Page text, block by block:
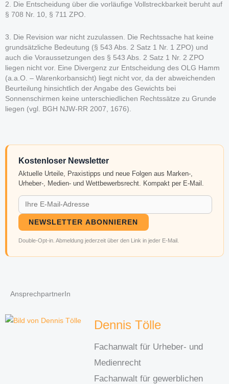
2. Die Entscheidung über die vorläufige Vollstreckbarkeit beruht auf
§ 708 Nr. 10, § 711 ZPO.
3. Die Revision war nicht zuzulassen. Die Rechtssache hat keine
grundsätzliche Bedeutung (§ 543 Abs. 2 Satz 1 Nr. 1 ZPO) und
auch die Voraussetzungen des § 543 Abs. 2 Satz 1 Nr. 2 ZPO
liegen nicht vor. Eine Divergenz zur Entscheidung des OLG Hamm
(a.a.O. – Warenkorbansicht) liegt nicht vor, da der abweichenden
Beurteilung hinsichtlich der Angabe des Gewichts bei
Sonnenschirmen keine unterschiedlichen Rechtssätze zu Grunde
liegen (vgl. BGH NJW-RR 2007, 1676).
Kostenloser Newsletter
Aktuelle Urteile, Praxistipps und neue Folgen aus Marken-,
Urheber-, Medien- und Wettbewerbsrecht. Kompakt per E-Mail.
NEWSLETTER ABONNIEREN
Double-Opt-in. Abmeldung jederzeit über den Link in jeder E-Mail.
AnsprechpartnerIn
Dennis Tölle
Fachanwalt für Urheber- und
Medienrecht
Fachanwalt für gewerblichen